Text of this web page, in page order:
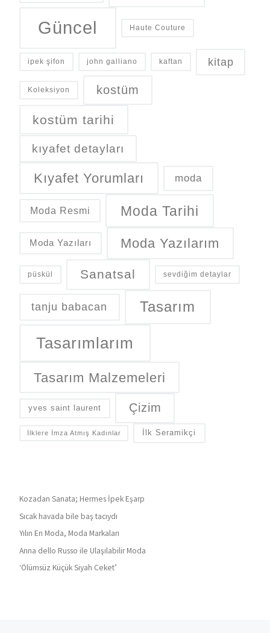
Güncel Haute Couture
ipek şifon john galliano kaftan kitap
Koleksiyon kostüm
kostüm tarihi
kıyafet detayları
Kıyafet Yorumları moda
Moda Resmi Moda Tarihi
Moda Yazıları Moda Yazılarım
püskül Sanatsal sevdiğim detaylar
tanju babacan Tasarım
Tasarımlarım
Tasarım Malzemeleri
yves saint laurent Çizim
İlklere İmza Atmış Kadınlar İlk Seramikçi
Kozadan Sanata; Hermes İpek Eşarp
Sıcak havada bile baş tacıydı
Yılın En Moda, Moda Markaları
Anna dello Russo ile Ulaşılabilir Moda
‘Ölümsüz Küçük Siyah Ceket’